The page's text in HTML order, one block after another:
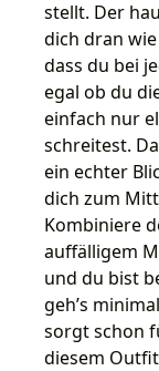
stellt. Der
dich dran
dass du bei
egal ob du
einfach nur
schreitest.
ein echter
dich zum
Kombiniere
auffälligem
und du bist
geh’s
sorgt schon
diesem